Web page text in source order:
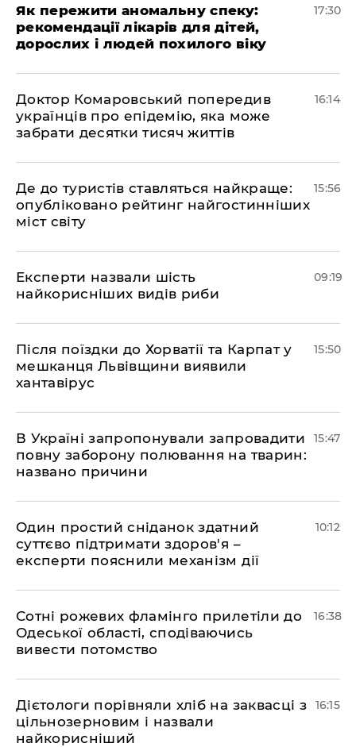
Як пережити аномальну спеку:
рекомендації лікарів для дітей,
дорослих і людей похилого віку
17:30
Доктор Комаровський попередив
українців про епідемію, яка може
забрати десятки тисяч життів
16:14
Де до туристів ставляться найкраще:
опубліковано рейтинг найгостинніших
міст світу
15:56
Експерти назвали шість
найкорисніших видів риби
09:19
Після поїздки до Хорватії та Карпат у
мешканця Львівщини виявили
хантавірус
15:50
В Україні запропонували запровадити
повну заборону полювання на тварин:
названо причини
15:47
Один простий сніданок здатний
суттєво підтримати здоров'я –
експерти пояснили механізм дії
10:12
Сотні рожевих фламінго прилетіли до
Одеської області, сподіваючись
вивести потомство
16:38
Дієтологи порівняли хліб на заквасці з
цільнозерновим і назвали
найкорисніший
16:15